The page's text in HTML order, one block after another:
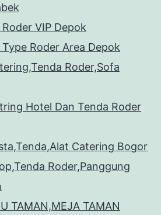
VIP Depok
Roder Area Depok
Roder,Sofa
Hotel Dan Tenda Roder
Catering Bogor
Roder,Panggung
TAMAN,MEJA TAMAN